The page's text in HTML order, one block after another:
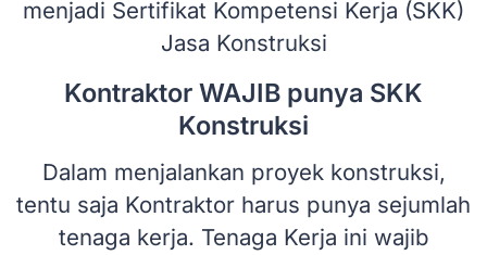
menjadi Sertifikat Kompetensi Kerja (SKK)
Jasa Konstruksi
Kontraktor WAJIB punya SKK
Konstruksi
Dalam menjalankan proyek konstruksi,
tentu saja Kontraktor harus punya sejumlah
tenaga kerja. Tenaga Kerja ini wajib